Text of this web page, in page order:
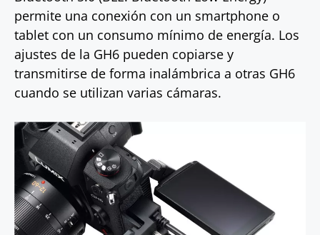
permite una conexión con un smartphone o
tablet con un consumo mínimo de energía. Los
ajustes de la GH6 pueden copiarse y
transmitirse de forma inalámbrica a otras GH6
cuando se utilizan varias cámaras.